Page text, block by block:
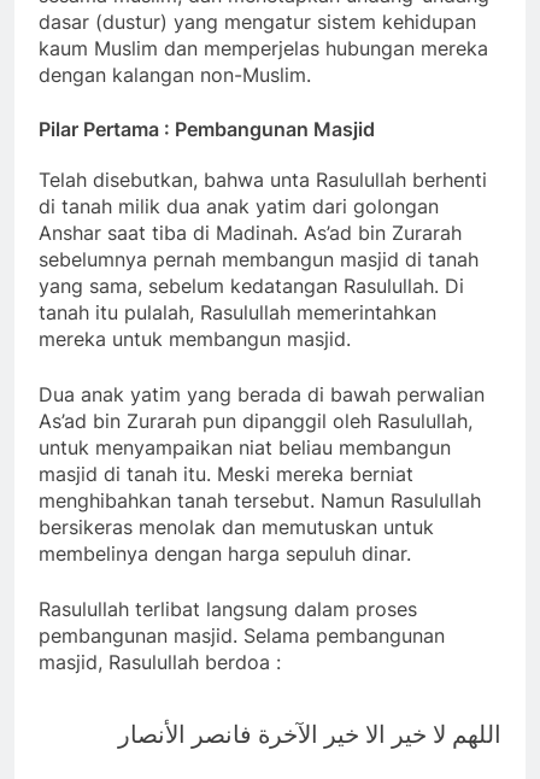
dasar (dustur) yang mengatur sistem kehidupan
kaum Muslim dan memperjelas hubungan mereka
dengan kalangan non-Muslim.
Pilar Pertama : Pembangunan Masjid
Telah disebutkan, bahwa unta Rasulullah berhenti
di tanah milik dua anak yatim dari golongan
Anshar saat tiba di Madinah. As’ad bin Zurarah
sebelumnya pernah membangun masjid di tanah
yang sama, sebelum kedatangan Rasulullah. Di
tanah itu pulalah, Rasulullah memerintahkan
mereka untuk membangun masjid.
Dua anak yatim yang berada di bawah perwalian
As’ad bin Zurarah pun dipanggil oleh Rasulullah,
untuk menyampaikan niat beliau membangun
masjid di tanah itu. Meski mereka berniat
menghibahkan tanah tersebut. Namun Rasulullah
bersikeras menolak dan memutuskan untuk
membelinya dengan harga sepuluh dinar.
Rasulullah terlibat langsung dalam proses
pembangunan masjid. Selama pembangunan
masjid, Rasulullah berdoa :
اللهم لا خير الا خير الآخرة فانصر الأنصار